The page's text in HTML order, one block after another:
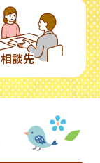
相談先